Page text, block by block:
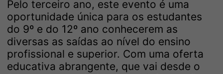
Pelo terceiro ano, este evento é uma
oportunidade única para os estudantes
do 9º e do 12º ano conhecerem as
diversas as saídas ao nível do ensino
profissional e superior. Com uma oferta
educativa abrangente, que vai desde o